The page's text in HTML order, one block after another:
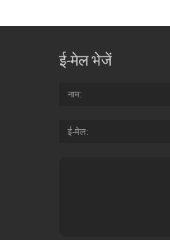
ई-मेल भेजें
नाम
ई-मेल